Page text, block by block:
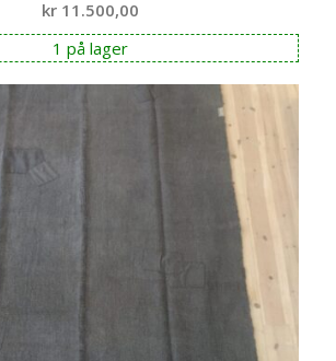
kr 11.500,00
1 på lager